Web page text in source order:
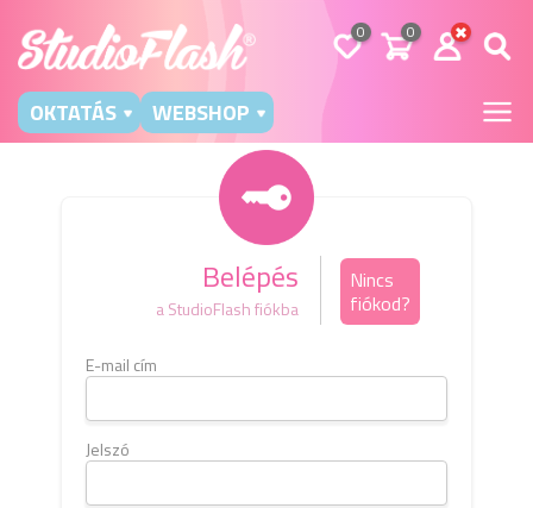
0 0
OKTATÁS WEBSHOP
Belépés
a StudioFlash fiókba
Nincs
fiókod?
E-mail cím
Jelszó